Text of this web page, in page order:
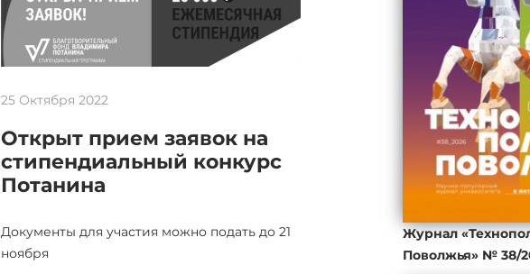
25 Октября 2022
Открыт прием заявок на
стипендиальный конкурс
Потанина
Документы для участия можно подать до 21
ноября
Журнал
Поволжья» № 38/